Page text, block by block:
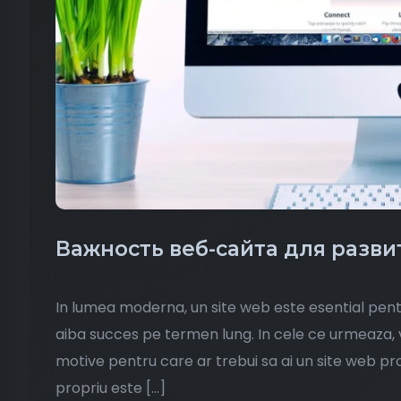
Важность веб-сайта для
In lumea moderna, un site web este esential
aiba succes pe termen lung. In cele ce
motive pentru care ar trebui sa ai un site web
propriu este […]